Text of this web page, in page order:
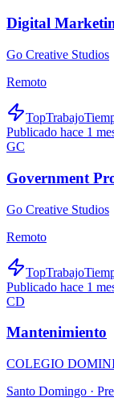
Digital
Go Creative Studios
Remoto
TopTrabajo
Publicado hace 1
GC
Government
Go Creative Studios
Remoto
TopTrabajo
Publicado hace 1
CD
Mantenimiento
COLEGIO
Santo Domingo ·